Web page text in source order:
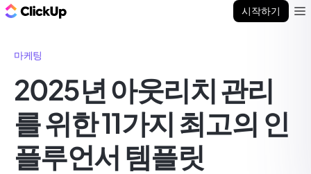
시작하기
마케팅
2025년 아웃리치 관리
를 위한 11가지 최고의 인
플루언서 템플릿